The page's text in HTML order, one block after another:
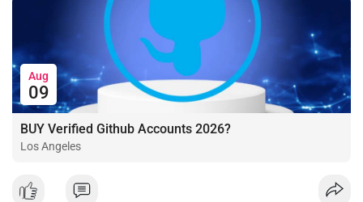
Aug
09
BUY Verified Github Accounts 2026?
Los Angeles